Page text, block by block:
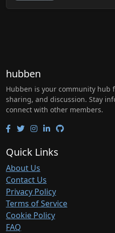
hubben
Hubben is your community hub
sharing, and discussion. Stay
connect with other members.
Quick Links
About Us
Contact Us
Privacy Policy
Terms of Service
Cookie Policy
FAQ